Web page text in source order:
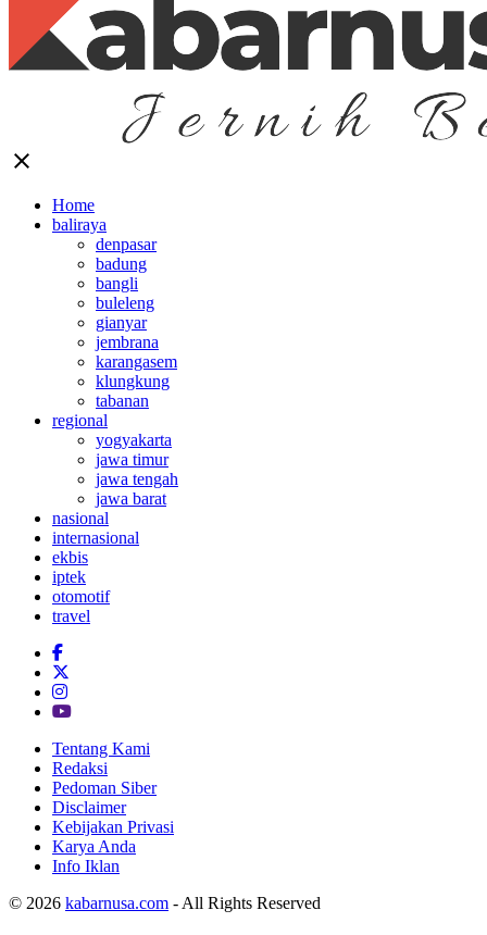
close
Home
baliraya
denpasar
badung
bangli
buleleng
gianyar
jembrana
karangasem
klungkung
tabanan
regional
yogyakarta
jawa timur
jawa tengah
jawa barat
nasional
internasional
ekbis
iptek
otomotif
travel
Tentang Kami
Redaksi
Pedoman Siber
Disclaimer
Kebijakan Privasi
Karya Anda
Info Iklan
© 2026 kabarnusa.com - All Rights Reserved